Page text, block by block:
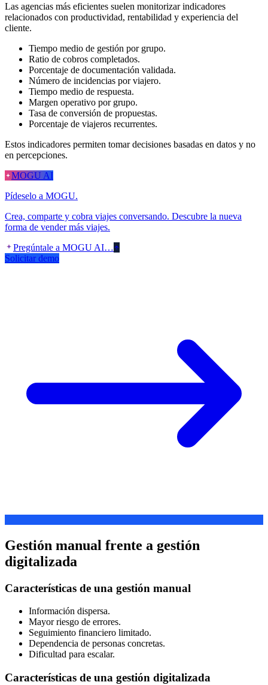
Las agencias más eficientes suelen monitorizar indicadores
relacionados con productividad, rentabilidad y experiencia del
cliente.
Tiempo medio de gestión por grupo.
Ratio de cobros completados.
Porcentaje de documentación validada.
Número de incidencias por viajero.
Tiempo medio de respuesta.
Margen operativo por grupo.
Tasa de conversión de propuestas.
Porcentaje de viajeros recurrentes.
Estos indicadores permiten tomar decisiones basadas en datos y no
en percepciones.
MOGU AI
Pídeselo a MOGU.
Crea, comparte y cobra viajes conversando. Descubre la nueva
forma de vender más viajes.
Pregúntale a MOGU AI…
Solicitar demo
Gestión manual frente a gestión
digitalizada
Características de una gestión manual
Información dispersa.
Mayor riesgo de errores.
Seguimiento financiero limitado.
Dependencia de personas concretas.
Dificultad para escalar.
Características de una gestión digitalizada